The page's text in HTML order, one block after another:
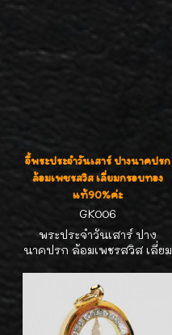
จี้พระประจำวันเสาร์ ปางนาคปรก
ล้อมเพชรสวิส เลี่ยมกรอบทอง
แท้90%ค่ะ
GK006
พระประจำวันเสาร์ ปาง
นาคปรก ล้อมเพชรสวิส เลี่ยม
กว้าง1.7 ซม. สูง2.5 ซม. ห้อย
กับสร้อยขนาด 2 สลึง- 1บาท
ได้สวยๆ เหมาะเป็นของขวัญ
ของฝากดูดีค่ะ